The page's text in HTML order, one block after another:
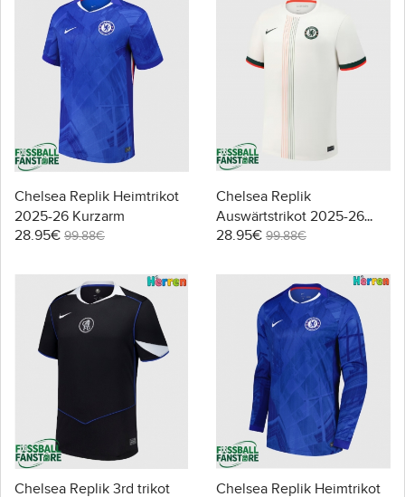
Chelsea Replik Heimtrikot
2025-26 Kurzarm
28.95€ 99.88€
Chelsea Replik
Auswärtstrikot 2025-26
Kurzarm
28.95€ 99.88€
Chelsea Replik 3rd trikot Chelsea Replik Heimtrikot